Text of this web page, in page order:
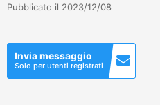
Pubblicato il 2023/12/08
Invia messaggio
Solo per utenti registrati